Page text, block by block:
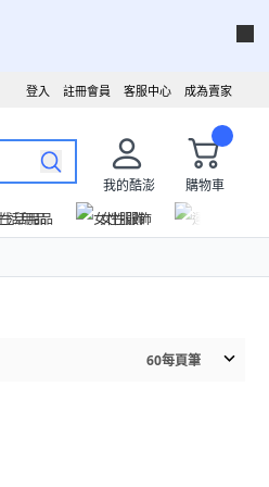
成為賣家
客服中心
註冊會員
登入
我的酷澎
購物車
生活用品 女性服飾
60每頁筆